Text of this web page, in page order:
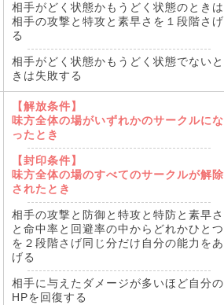
相手がどく状態かもうどく状態のときは
相手の攻撃と特攻と素早さを１段階さげ
る
相手がどく状態かもうどく状態でないと
きは失敗する
【解放条件】
味方全体の場がいずれかのサークルにな
ったとき
【封印条件】
味方全体の場のすべてのサークルが解除
されたとき
相手の攻撃と防御と特攻と特防と素早さ
と命中率と回避率の中からどれかひとつ
を２段階さげ同じ分だけ自分の能力をあ
げる
相手に与えたダメージが多いほど自分の
HPを回復する